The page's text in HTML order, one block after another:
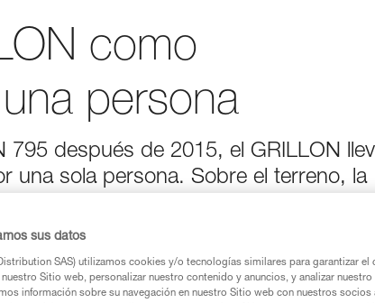
como
persona
después de 2015, el GRILLON
una sola persona. Sobre el terreno, la
sus datos
SAS) utilizamos cookies y/o tecnologías similares para garantizar el
Sitio web, personalizar nuestro contenido y anuncios, y analizar
información sobre su navegación en nuestro Sitio web con nuestros socios